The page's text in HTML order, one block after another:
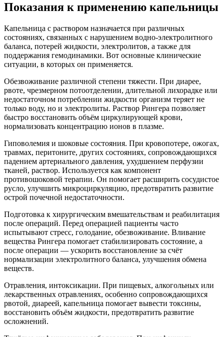
Показания к применению капельницы
Капельница с раствором назначается при различных
состояниях, связанных с нарушением водно-электролитного
баланса, потерей жидкости, электролитов, а также для
поддержания гемодинамики. Вот основные клинические
ситуации, в которых он применяется.
Обезвоживание различной степени тяжести. При диарее,
рвоте, чрезмерном потоотделении, длительной лихорадке или
недостаточном потреблении жидкости организм теряет не
только воду, но и электролиты. Раствор Рингера позволяет
быстро восстановить объём циркулирующей крови,
нормализовать концентрацию ионов в плазме.
Гиповолемия и шоковые состояния. При кровопотере, ожогах,
травмах, перитоните, других состояниях, сопровождающихся
падением артериального давления, ухудшением перфузии
тканей, раствор. Используется как компонент
противошоковой терапии. Он помогает расширить сосудистое
русло, улучшить микроциркуляцию, предотвратить развитие
острой почечной недостаточности.
Подготовка к хирургическим вмешательствам и реабилитация
после операций. Перед операцией пациенты часто
испытывают стресс, голодание, обезвоживание. Вливание
вещества Рингера помогает стабилизировать состояние, а
после операции — ускорить восстановление за счёт
нормализации электролитного баланса, улучшения обмена
веществ.
Отравления, интоксикации. При пищевых, алкогольных или
лекарственных отравлениях, особенно сопровождающихся
рвотой, диареей, капельница помогает вывести токсины,
восстановить объём жидкости, предотвратить развитие
осложнений.